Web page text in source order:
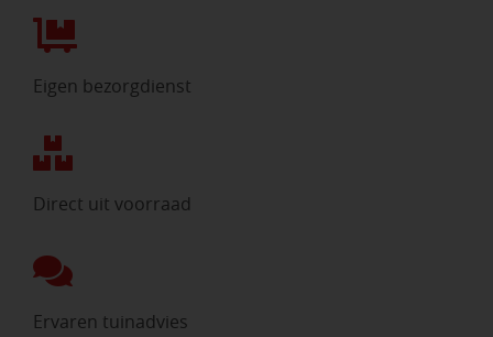
Eigen bezorgdienst
Direct uit voorraad
Ervaren tuinadvies